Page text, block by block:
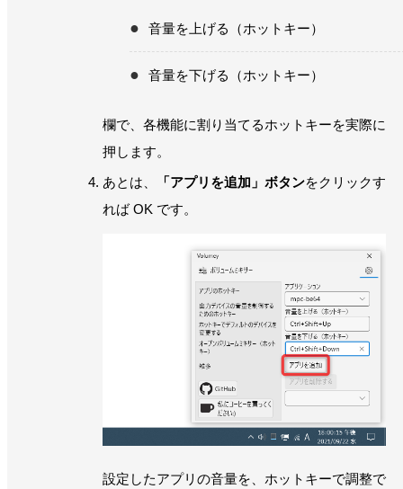
音量を上げる（ホットキー）
音量を下げる（ホットキー）
欄で、各機能に割り当てるホットキーを実際に
押します。
あとは、
「アプリを追加」ボタンをクリックす
れば OK です。
設定したアプリの音量を、ホットキーで調整で